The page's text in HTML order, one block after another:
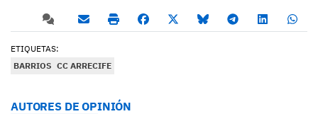
ETIQUETAS:
BARRIOS CC ARRECIFE
AUTORES DE OPINIÓN